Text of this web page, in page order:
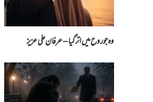
وہ جو روح میں اتر گیا – عرفان علی عزیز